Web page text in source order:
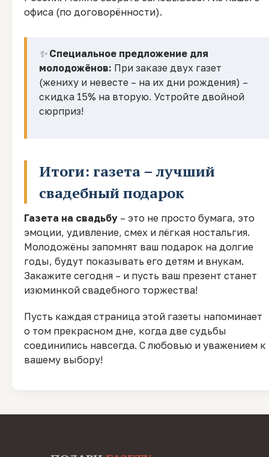
офиса (по договорённости).
✨ Специальное предложение для
молодожёнов: При заказе двух газет
(жениху и невесте – на их дни рождения) –
скидка 15% на вторую. Устройте двойной
сюрприз!
Итоги: газета – лучший
свадебный подарок
Газета на свадьбу – это не просто бумага, это
эмоции, удивление, смех и лёгкая ностальгия.
Молодожёны запомнят ваш подарок на долгие
годы, будут показывать его детям и внукам.
Закажите сегодня – и пусть ваш презент станет
изюминкой свадебного торжества!
Пусть каждая страница этой газеты напоминает
о том прекрасном дне, когда две судьбы
соединились навсегда. С любовью и уважением к
вашему выбору!